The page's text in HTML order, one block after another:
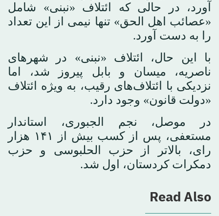
آورد، در حالی که ائتلاف «نبنی» شامل
«عصائب اهل الحق» تنها نیمی از این تعداد
را به دست آورد.
با این حال، ائتلاف «نبنی» در شهرهای
ناصریه، میسان و بابل پیروز شد، اما
نزدیکی با ائتلاف‌های رقیب، به ویژه ائتلاف
«دولت قانون» وجود دارد.
در موصل، نجم الجبوری، استاندار
مستعفی، پس از کسب بیش از ۱۴۱ هزار
رای، بالاتر از حزب الحلبوسی و حزب
دمکرات کردستان، اول شد.
Read Also